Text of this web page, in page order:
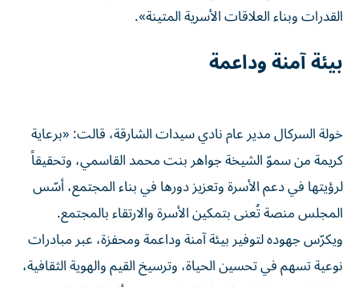
القدرات وبناء العلاقات الأسرية المتينة».
بيئة آمنة وداعمة
خولة السركال مدير عام نادي سيدات الشارقة، قالت: «برعاية
كريمة من سموّ الشيخة جواهر بنت محمد القاسمي، وتحقيقاً
لرؤيتها في دعم الأسرة وتعزيز دورها في بناء المجتمع، أسّس
المجلس منصة تُعنى بتمكين الأسرة والارتقاء بالمجتمع.
ويكرّس جهوده لتوفير بيئة آمنة وداعمة ومحفزة، عبر مبادرات
نوعية تسهم في تحسين الحياة، وترسيخ القيم والهوية الثقافية،